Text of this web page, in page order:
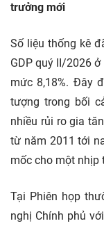
trưởng mới
Số liệu thống kê
GDP quý II/2026
mức 8,18%. Đây
tượng trong bối
nhiều rủi ro gia
từ năm 2011 tới
mốc cho một nhịp
Tại Phiên họp
nghị Chính phủ